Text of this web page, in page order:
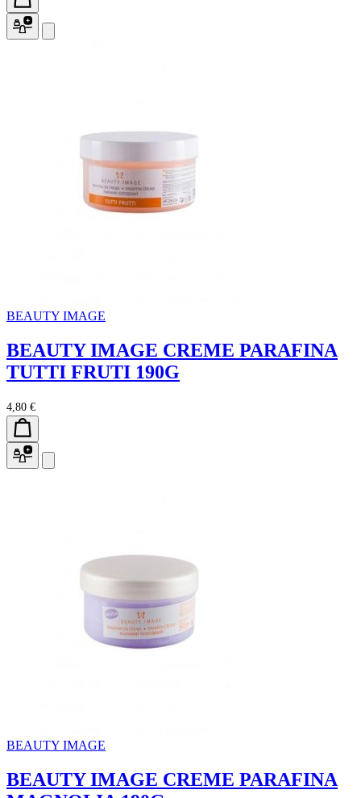
BEAUTY IMAGE
BEAUTY IMAGE CREME PARAFINA
TUTTI FRUTI 190G
4,80 €
BEAUTY IMAGE
BEAUTY IMAGE CREME PARAFINA